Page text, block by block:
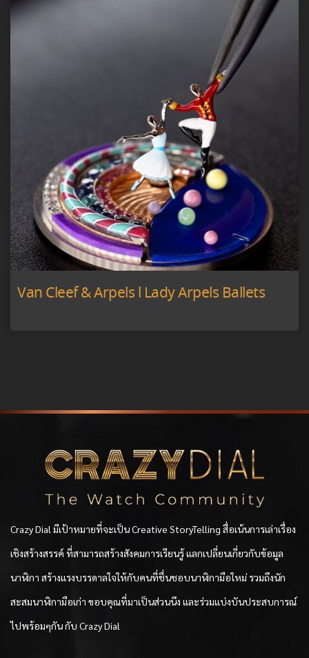
Van Cleef & Arpels l Lady Arpels Ballets
Crazy Dial มีเป้าหมายที่จะเป็น Creative StoryTelling สื่อเน้นการเล่าเรื่อง
เชิงสร้างสรรค์ ที่สามารถสร้างสังคมการเรียนรู้ แลกเปลี่ยนเกี่ยวกับข้อมูล
นาฬิกา สร้างแรงบรรดาลใจให้กับคนที่ชื่นชอบนาฬิกามือใหม่ รวมถึงนัก
สะสมนาฬิกามือเก่า ขอบคุณที่มาเป็นส่วนนึง และร่วมแบ่งบันประสบการณ์
ไปพร้อมๆกัน กับ Crazy Dial